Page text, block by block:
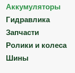
Аккумуляторы
Гидравлика
Запчасти
Ролики и колеса
Шины